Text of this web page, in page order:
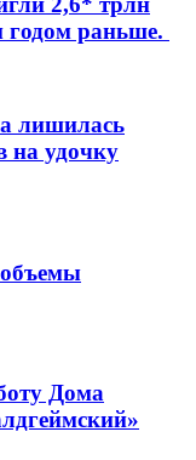
годом раньше.
лишилась
на удочку
Дома